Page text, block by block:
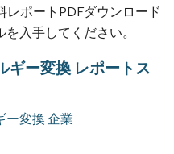
ポートPDFダウンロード
入手してください。
ギー変換 レポートス
ー変換 企業